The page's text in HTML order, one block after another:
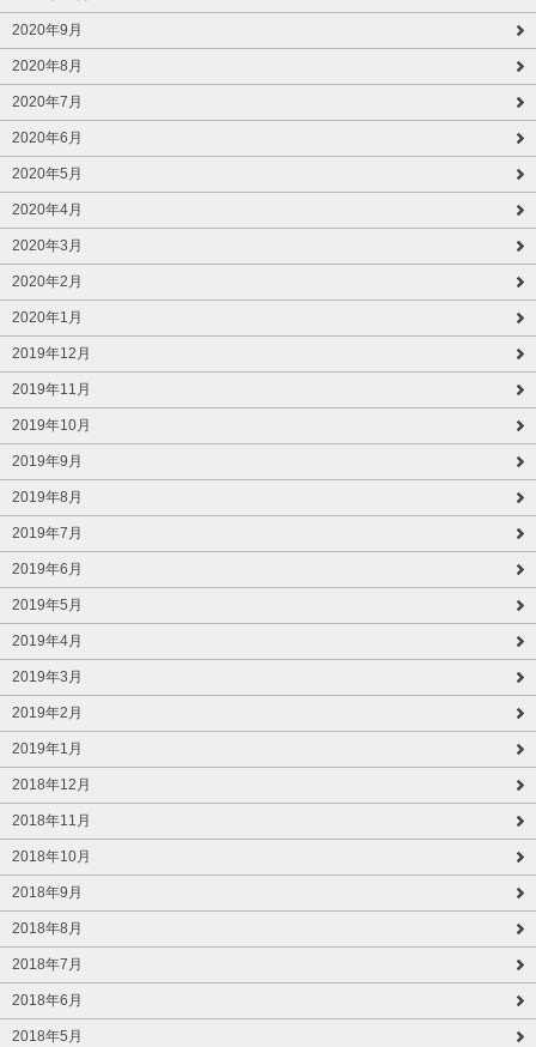
2020年9月
2020年8月
2020年7月
2020年6月
2020年5月
2020年4月
2020年3月
2020年2月
2020年1月
2019年12月
2019年11月
2019年10月
2019年9月
2019年8月
2019年7月
2019年6月
2019年5月
2019年4月
2019年3月
2019年2月
2019年1月
2018年12月
2018年11月
2018年10月
2018年9月
2018年8月
2018年7月
2018年6月
2018年5月